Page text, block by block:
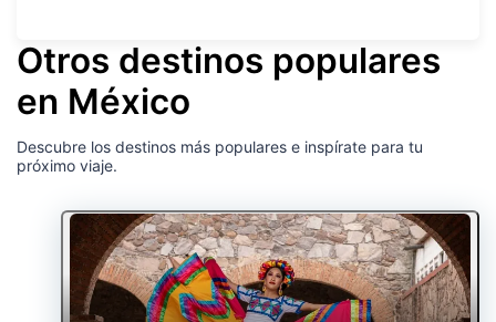
Otros destinos populares
en México
Descubre los destinos más populares e inspírate para tu
próximo viaje.